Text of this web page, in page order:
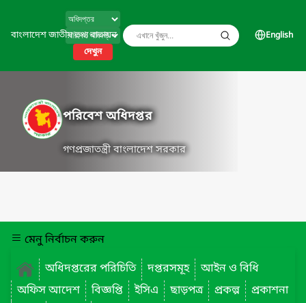
বাংলাদেশ জাতীয় তথ্য বাতায়ন
দেখুন
English
পরিবেশ অধিদপ্তর
গণপ্রজাতন্ত্রী বাংলাদেশ সরকার
মেনু নির্বাচন করুন
অধিদপ্তরের পরিচিতি
দপ্তরসমূহ
আইন ও বিধি
অফিস আদেশ
বিজ্ঞপ্তি ইসিএ ছাড়পত্র প্রকল্প
প্রকাশনা